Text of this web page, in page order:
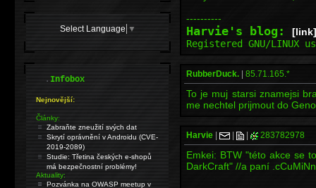
----------
Harvie's blog:
[link]
Registered GNU/LINUX
RubberDuck. 85.71.165.*
To je muj starsi znamejsi
me nechtel prijmout do
Harvie 283782978
Emkei: BTW "této akce se
DarkCraft" //a paní
Select Language ▼
.Infobox
Nejnovější:
Články:
Zabraňte zneužití svých dat
Skrytí oprávnění v Androidu (CVE-
2019-2089)
Studie: Třetina českých e-shopů
má bezpečnostní problémy!
Aktuality:
Pozvánka na OWASP meetup v